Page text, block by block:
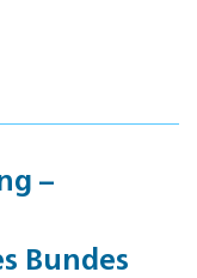
–
Bundes